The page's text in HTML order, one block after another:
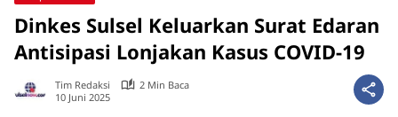
Dinkes Sulsel Keluarkan Surat Edaran
Antisipasi Lonjakan Kasus COVID-19
Tim Redaksi
2 Min Baca
10 Juni 2025